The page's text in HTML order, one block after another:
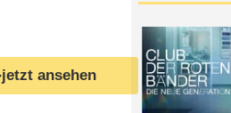
jetzt ansehen